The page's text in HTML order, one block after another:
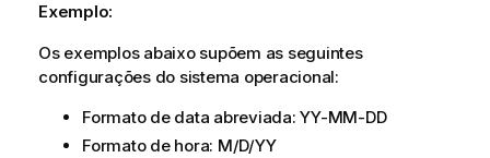
Exemplo:
Os exemplos abaixo supõem as seguintes
configurações do sistema operacional:
Formato de data abreviada:YY-MM-DD
Formato de hora: M/D/YY